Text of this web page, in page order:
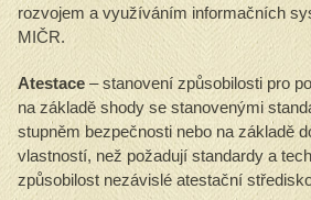
rozvojem a využíváním informačních
MIČR.
Atestace – stanovení způsobilosti pro
na základě shody se stanovenými
stupněm bezpečnosti nebo na základě
vlastností, než požadují standardy a
způsobilost nezávislé atestační